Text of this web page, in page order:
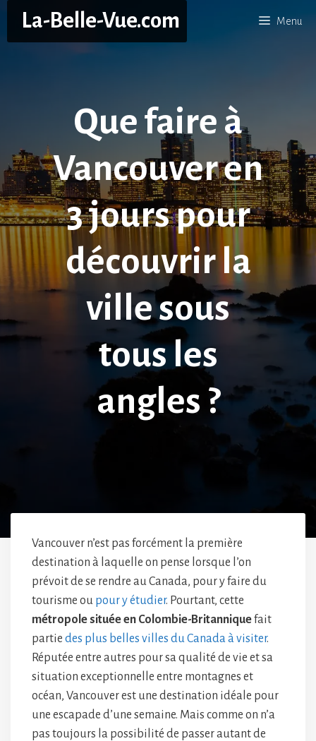
contenu
La-Belle-Vue.com Menu
Que faire à
Vancouver en
3 jours pour
découvrir la
ville sous
tous les
angles ?
Vancouver n’est pas forcément la première
destination à laquelle on pense lorsque l’on
prévoit de se rendre au Canada, pour y faire du
tourisme ou pour y étudier. Pourtant, cette
métropole située en Colombie-Britanniquefait
partie des plus belles villes du Canada à visiter.
Réputée entre autres pour sa qualité de vie et sa
situation exceptionnelle entre montagnes et
océan, Vancouver est une destination idéale pour
une escapade d’une semaine. Mais comme on n’a
pas toujours la possibilité de passer autant de